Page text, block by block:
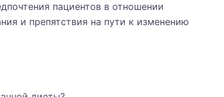
пациентов в отношении
и препятствия на пути к изменению